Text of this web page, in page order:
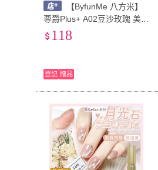
【ByfunMe 八方米】
尊爵Plus+ A02豆沙玫瑰 美
甲凝膠光撩膠甲油膠美甲材
118
登記 贈品